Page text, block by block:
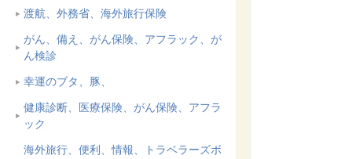
渡航、外務省、海外旅行保険
がん、備え、がん保険、アフラック、が
ん検診
幸運のブタ、豚、
健康診断、医療保険、がん保険、アフラ
ック
海外旅行、便利、情報、トラベラーズボ